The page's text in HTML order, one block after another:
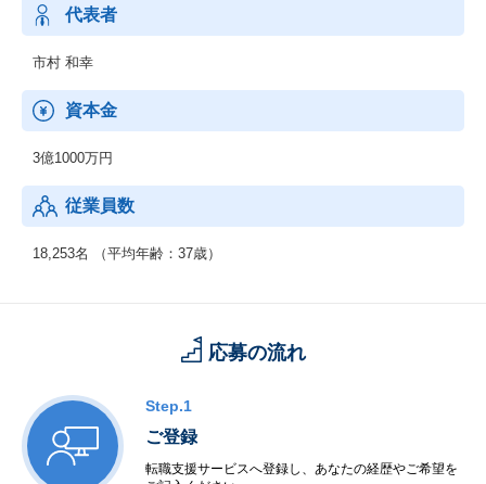
代表者
市村 和幸
資本金
3億1000万円
従業員数
18,253名 （平均年齢：37歳）
応募の流れ
Step.1
ご登録
転職支援サービスへ登録し、あなたの経歴やご希望を